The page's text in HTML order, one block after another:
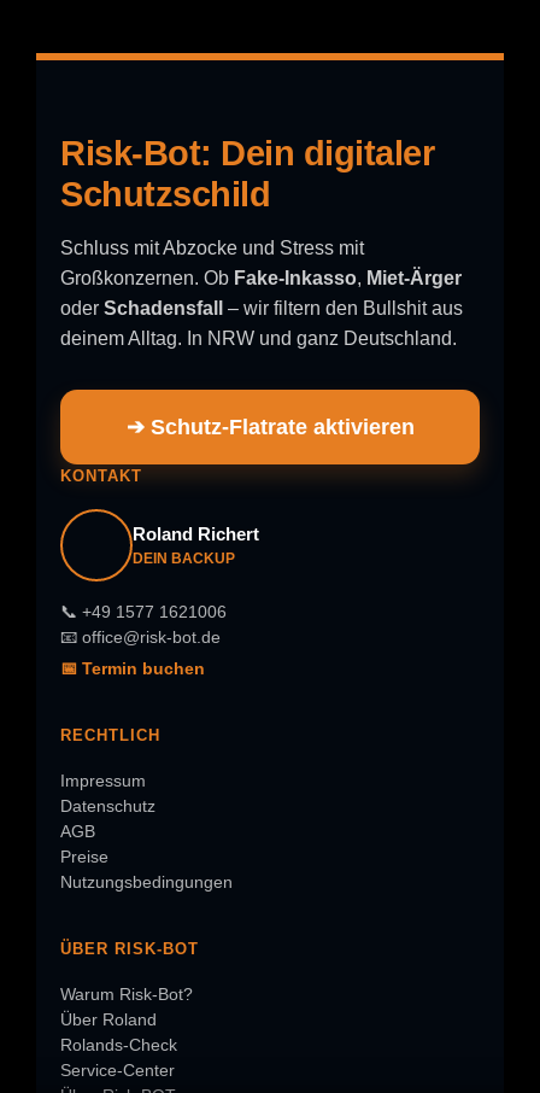
Risk-Bot: Dein digitaler
Schutzschild
Schluss mit Abzocke und Stress mit
Großkonzernen. Ob Fake-Inkasso, Miet-Ärger
oder Schadensfall
– wir filtern den Bullshit aus
deinem Alltag. In NRW und ganz Deutschland.
➔ Schutz-Flatrate aktivieren
KONTAKT
Roland Richert
DEIN BACKUP
📞 +49 1577 1621006
📧 office@risk-bot.de
📅 Termin buchen
RECHTLICH
Impressum
Datenschutz
AGB
Preise
Nutzungsbedingungen
ÜBER RISK-BOT
Warum Risk-Bot?
Über Roland
Rolands-Check
Service-Center